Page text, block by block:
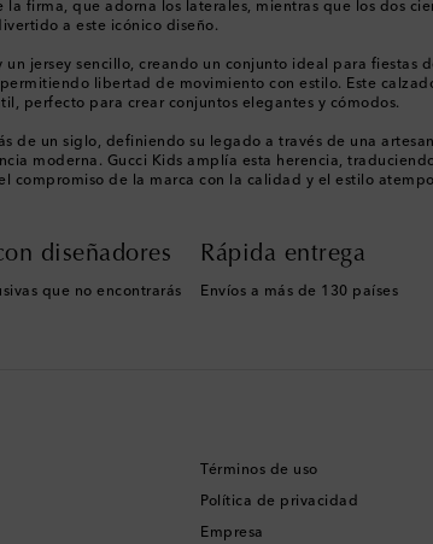
firma, que adorna los laterales, mientras que los dos
a este icónico diseño.
jersey sencillo, creando un conjunto ideal para fiestas
libertad de movimiento con estilo. Este
perfecto para crear conjuntos elegantes y cómodos.
de un siglo, definiendo su legado a través de una
moderna. Gucci Kids amplía esta herencia,
compromiso de la marca con la calidad y el estilo
diseñadores
que no encontrarás
Rápida entrega
Envíos a más de 130 países
Términos de uso
Política de privacidad
Empresa